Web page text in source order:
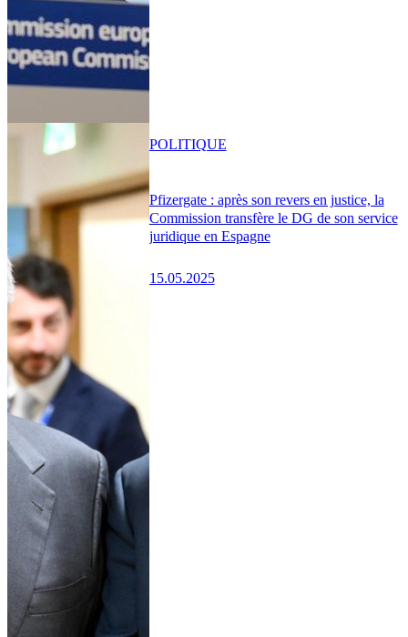
Pfizergate : après son revers en justice, la
Commission transfère le DG de son service
juridique en Espagne
15.05.2025
POLITIQUE